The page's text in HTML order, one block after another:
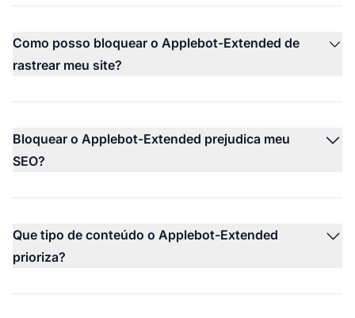
Como posso bloquear o Applebot-Extended de
rastrear meu site?
Bloquear o Applebot-Extended prejudica meu
SEO?
Que tipo de conteúdo o Applebot-Extended
prioriza?